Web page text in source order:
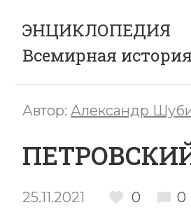
ЭНЦИКЛОПЕДИЯ
Всемирная история
Автор: Александр
25.11.2021 0 0